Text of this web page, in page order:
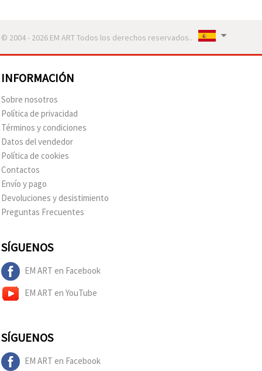
© 2004 - 2026 EM ART Todos los derechos reservados..
INFORMACIÓN
Sobre nosotros
Política de privacidad
Términos y condiciones
Datos del vendedor
Política de cookies
Contactos
Envío y pago
Devoluciones y desistimiento
Preguntas Frecuentes
SÍGUENOS
EM ART en Facebook
EM ART en YouTube
SÍGUENOS
EM ART en Facebook